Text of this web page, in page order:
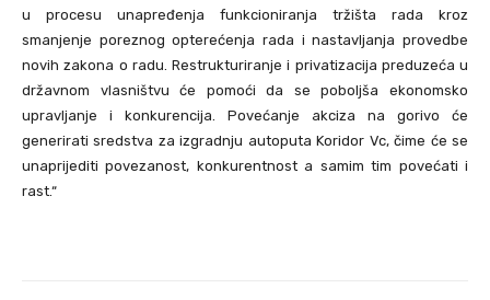
u procesu unapređenja funkcioniranja tržišta rada kroz
smanjenje poreznog opterećenja rada i nastavljanja provedbe
novih zakona o radu. Restrukturiranje i privatizacija preduzeća u
državnom vlasništvu će pomoći da se poboljša ekonomsko
upravljanje i konkurencija. Povećanje akciza na gorivo će
generirati sredstva za izgradnju autoputa Koridor Vc, čime će se
unaprijediti povezanost, konkurentnost a samim tim povećati i
rast.“